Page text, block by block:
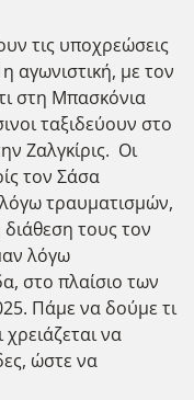
τις υποχρεώσεις
αγωνιστική, με τον
στη Μπασκόνια
ταξιδεύουν στο
Ζαλγκίρις. Οι
τον Σάσα
τραυματισμών,
τους τον
λόγω
στο πλαίσιο των
Πάμε να δούμε τι
να
ώστε να